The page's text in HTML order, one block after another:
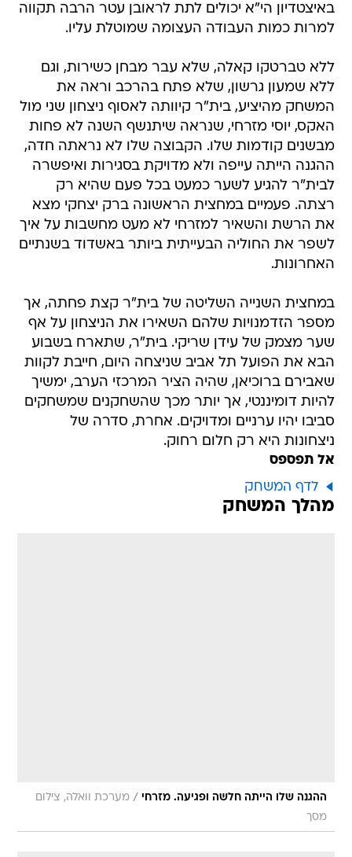
באיצטדיון הי"א יכולים לתת לראובן עטר הרבה תקווה
למרות כמות העבודה העצומה שמוטלת עליו.
ללא טברטקו קאלה, שלא עבר מבחן כשירות, וגם
ללא שמעון גרשון, שלא פתח בהרכב וראה את
המשחק מהיציע, בית"ר קיוותה לאסוף ניצחון שני מול
האקס, יוסי מזרחי, שנראה שיתנשף השנה לא פחות
מבשנים קודמות שלו. הקבוצה שלו לא נראתה חדה,
ההגנה הייתה עייפה ולא מדויקת בסגירות ואיפשרה
לבית"ר להגיע לשער כמעט בכל פעם שהיא רק
רצתה. פעמיים במחצית הראשונה ברק יצחקי מצא
את הרשת והשאיר למזרחי לא מעט מחשבות על איך
לשפר את החוליה הבעייתית ביותר באשדוד בשנתיים
האחרונות.
במחצית השנייה השליטה של בית"ר קצת פחתה, אך
מספר הזדמנויות שלהם השאירו את הניצחון על אף
שער מצמק של עידן שריקי. בית"ר, שתארח בשבוע
הבא את הפועל תל אביב שניצחה היום, חייבת לקוות
שאבירם ברוכיאן, שהיה הציר המרכזי הערב, ימשיך
להיות דומיננטי, אך יותר מכך שהשחקנים שמשחקים
סביבו יהיו ערניים ומדויקים. אחרת, סדרה של
ניצחונות היא רק חלום רחוק.
אל תפספס
לדף המשחק
מהלך המשחק
ההגנה שלו הייתה חלשה ופגיעה. מזרחי / מערכת וואלה, צילום
מסך